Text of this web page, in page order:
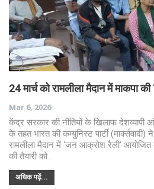
24 मार्च को रामलीला मैदान में माकपा
Mar 6, 2026
केंद्र सरकार की नीतियों के खिलाफ देशव्यापी
के तहत भारत की कम्युनिस्ट पार्टी
रामलीला मैदान में ‘जन आक्रोश रैली’
की तैयारी को…
अधिक पढ़ें...